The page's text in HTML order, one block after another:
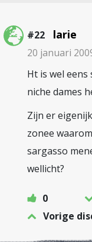
#22 larie
20 januari
Ht is wel eens
niche dames
Zijn er
zonee
sargasso
wellicht?
0
Vorige